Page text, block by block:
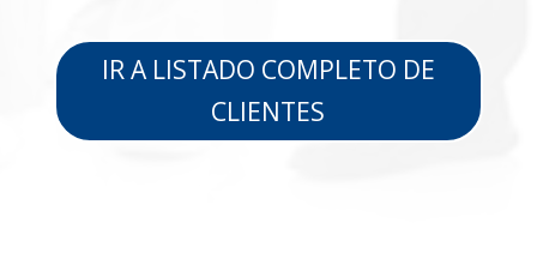
IR A LISTADO COMPLETO DE
CLIENTES